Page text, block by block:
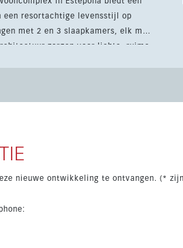
een resortachtige levensstijl op
zorgen voor lichte, ruime
nieuwe ontwikkeling te ontvangen. (*